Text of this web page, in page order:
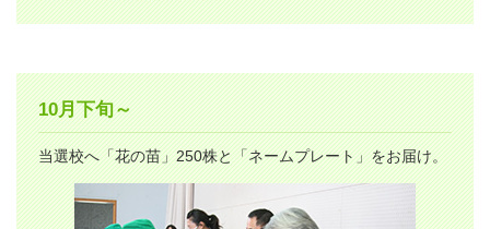
10月下旬～
当選校へ「花の苗」250株と「ネームプレート」をお届け。